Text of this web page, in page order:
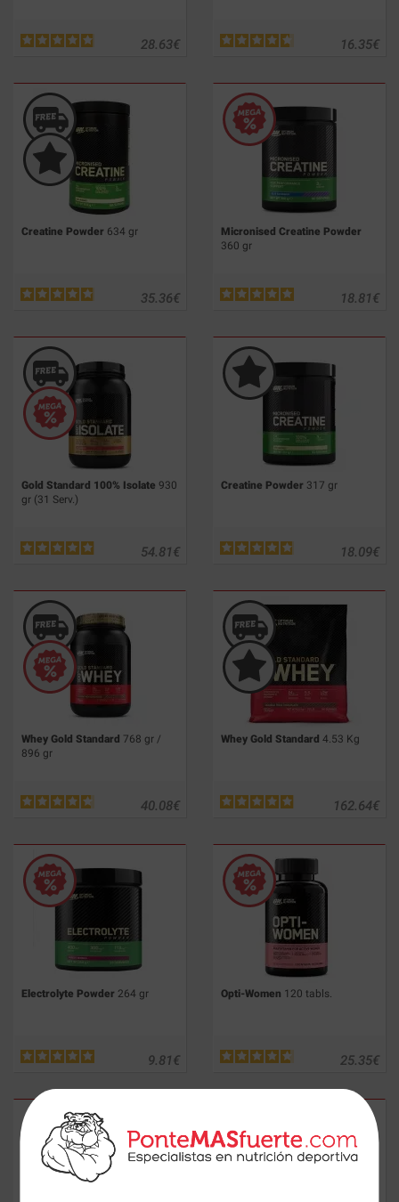
€
28.63 €
16.35
Creatine Powder 634 gr
€
35.36
Micronised Creatine Powder
360 gr
€
18.81
Gold Standard 100% Isolate 930
gr (31 Serv.)
€
54.81
Creatine Powder 317 gr
€
18.09
Whey Gold Standard 768 gr /
896 gr
€
40.08
Whey Gold Standard 4.53 Kg
€
162.64
Electrolyte Powder 264 gr
€
9.81
Opti-Women 120 tabls.
€
25.35